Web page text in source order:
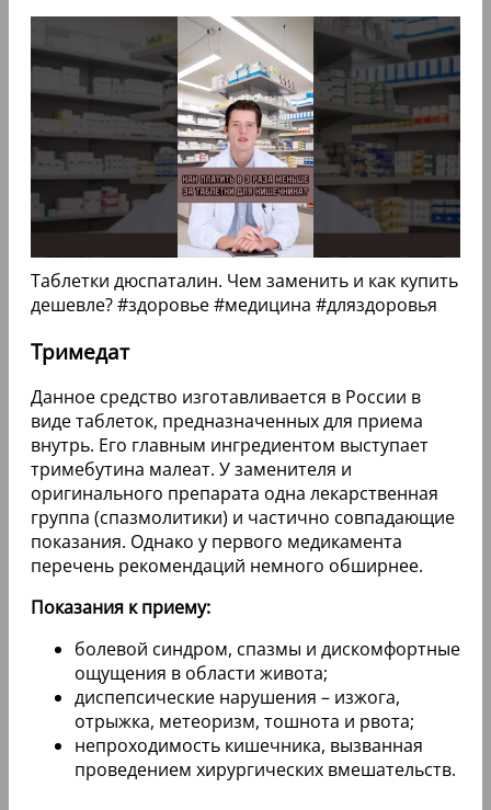
Таблетки дюспаталин. Чем заменить и как купить
дешевле? #здоровье #медицина #дляздоровья
Тримедат
Данное средство изготавливается в России в
виде таблеток, предназначенных для приема
внутрь. Его главным ингредиентом выступает
тримебутина малеат. У заменителя и
оригинального препарата одна лекарственная
группа (спазмолитики) и частично совпадающие
показания. Однако у первого медикамента
перечень рекомендаций немного обширнее.
Показания к приему:
болевой синдром, спазмы и дискомфортные
ощущения в области живота;
диспепсические нарушения – изжога,
отрыжка, метеоризм, тошнота и рвота;
непроходимость кишечника, вызванная
проведением хирургических вмешательств.